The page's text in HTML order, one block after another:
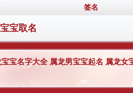
签名
宝取名
宝名字大全 属龙男宝宝起名 属龙女